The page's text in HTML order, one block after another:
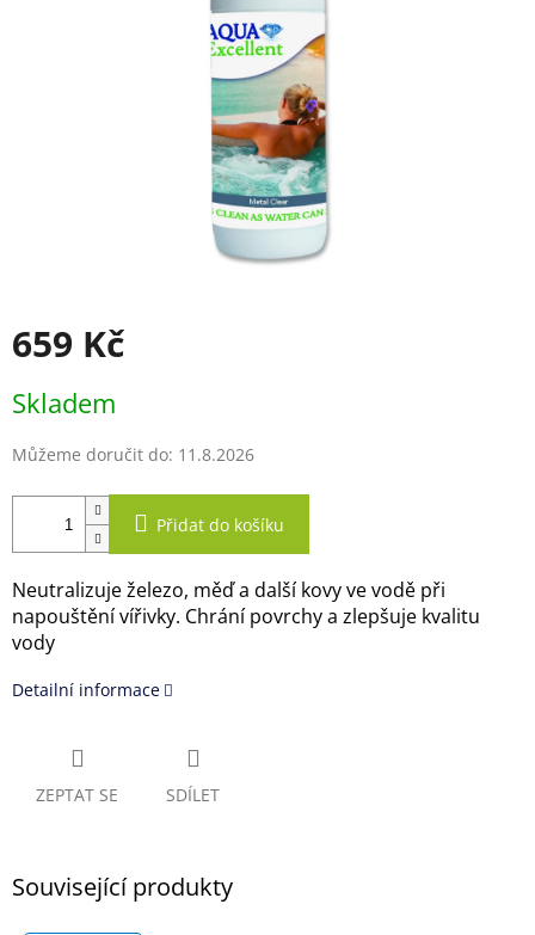
659 Kč
cena:
Skladem
Můžeme doručit do: 11.8.2026
Přidat do košíku
Neutralizuje železo, měď a další kovy ve vodě při
napouštění vířivky. Chrání povrchy a zlepšuje kvalitu
vody
Detailní informace
ZEPTAT SE SDÍLET
Související produkty